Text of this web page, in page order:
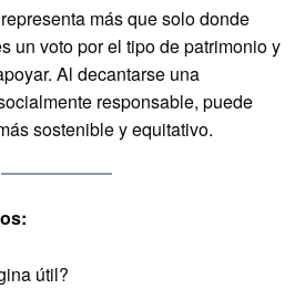
más que solo donde
un voto por el tipo de patrimonio y
Al decantarse una
responsable, puede
sostenible y equitativo.
útil?